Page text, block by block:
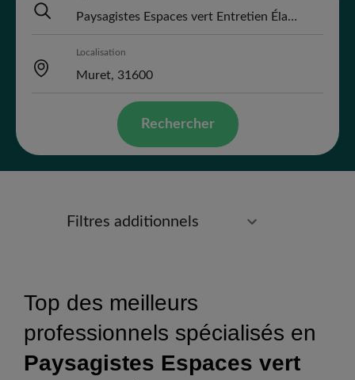
Localisation
Rechercher
Filtres additionnels
Top des meilleurs
professionnels spécialisés en
Paysagistes Espaces vert